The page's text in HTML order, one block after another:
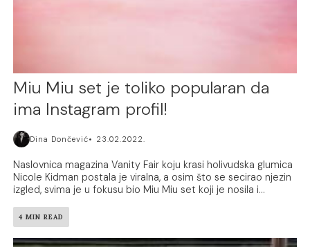
Miu Miu set je toliko popularan da
ima Instagram profil!
Dina Dončević 23.02.2022.
Naslovnica magazina Vanity Fair koju krasi holivudska glumica
Nicole Kidman postala je viralna, a osim što se secirao njezin
izgled, svima je u fokusu bio Miu Miu set koji je nosila i...
4 MIN READ